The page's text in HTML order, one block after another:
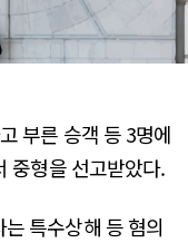
부른 승객 등 3명에
중형을 선고받았다.
특수상해 등 혐의